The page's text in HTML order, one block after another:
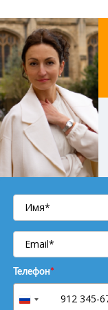
Телефон*
Russia